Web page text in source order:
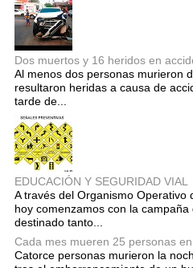
Dos muertos y 16 heridos en
Al menos dos personas murieron
resultaron heridas a causa de
tarde de...
EDUCACIÓN Y SEGURIDAD VIAL
A través del Organismo
hoy comenzamos con la campaña
destinado tanto...
Cada mes mueren 25 personas
Catorce personas murieron la